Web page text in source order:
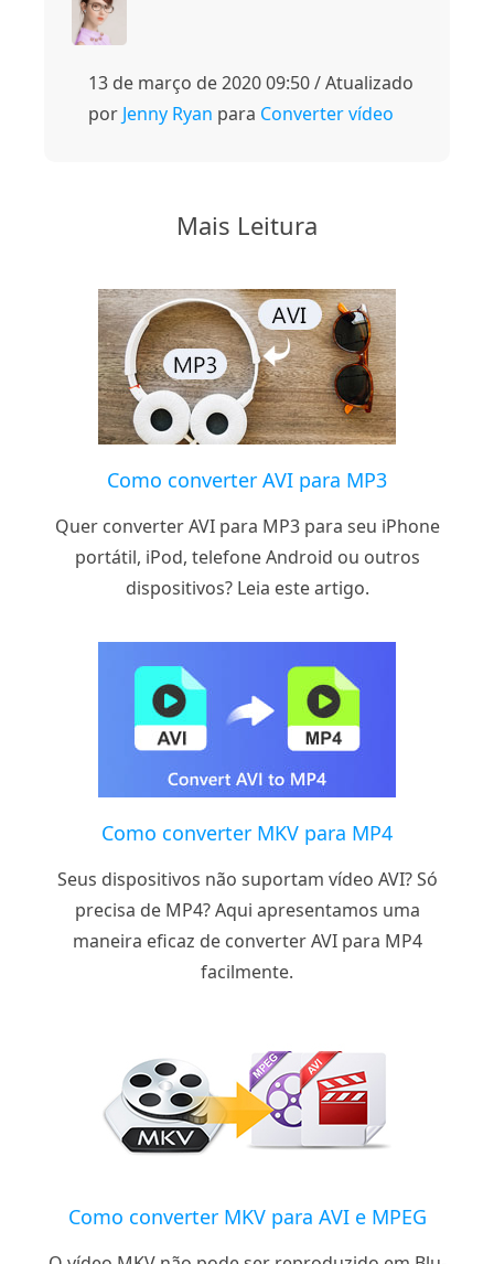
13 de março de 2020 09:50 / Atualizado
por Jenny Ryan para Converter vídeo
Mais Leitura
Como converter AVI para MP3
Quer converter AVI para MP3 para seu iPhone
portátil, iPod, telefone Android ou outros
dispositivos? Leia este artigo.
Como converter MKV para MP4
Seus dispositivos não suportam vídeo AVI? Só
precisa de MP4? Aqui apresentamos uma
maneira eficaz de converter AVI para MP4
facilmente.
Como converter MKV para AVI e MPEG